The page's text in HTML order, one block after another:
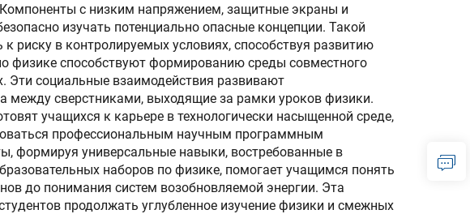
с низким напряжением, защитные экраны и
изучать потенциально опасные концепции. Такой
риску в контролируемых условиях, способствуя развитию
физике способствуют формированию среды совместного
Эти социальные взаимодействия развивают
между сверстниками, выходящие за рамки уроков физики.
учащихся к карьере в технологически насыщенной среде,
профессиональным научным программным
формируя универсальные навыки, востребованные в
наборов по физике, помогает учащимся понять
до понимания систем возобновляемой энергии. Эта
продолжать углубленное изучение физики и смежных